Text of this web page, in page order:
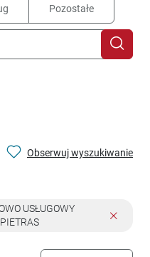
Pozostałe
Obserwuj wyszukiwanie
USŁUGOWY